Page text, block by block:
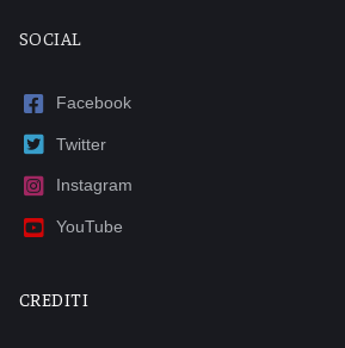
SOCIAL
Facebook
Twitter
Instagram
YouTube
CREDITI